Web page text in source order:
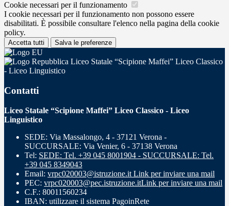
Cookie necessari per il funzionamento
I cookie necessari per il funzionamento non possono essere
disabilitati. È possibile consultare l'elenco nella pagina della cookie
policy.
Accetta tutti Salva le preferenze
Liceo Statale “Scipione Maffei” Liceo Classico
- Liceo Linguistico
Contatti
Liceo Statale “Scipione Maffei” Liceo Classico - Liceo
Linguistico
SEDE: Via Massalongo, 4 - 37121 Verona -
SUCCURSALE: Via Venier, 6 - 37138 Verona
Tel: SEDE: Tel. +39 045 8001904 - SUCCURSALE: Tel.
+39 045 8349043
Email: vrpc020003@istruzione.it Link per inviare una mail
PEC: vrpc020003@pec.istruzione.itLink per inviare una mail
C.F.: 80011560234
IBAN: utilizzare il sistema PagoinRete